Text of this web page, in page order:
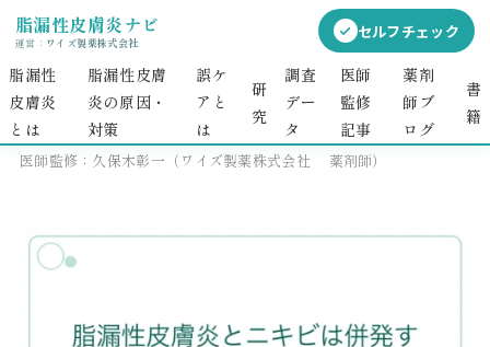
脂漏性皮膚炎ナビ
運営： ワイズ製薬株式会社
セルフチェック
脂漏性
皮膚炎
とは
脂漏性皮膚
炎の原因・
対策​​
誤ケ
アと
は
研
究
調査
デー
タ
医師
監修
記事
薬剤
師ブ
ログ
書
籍
2026.06.25
掲載日：2026年6月21日
更新日：2026年6月25日
医師監修：久保木彰一（ワイズ製薬株式会社 薬剤師）